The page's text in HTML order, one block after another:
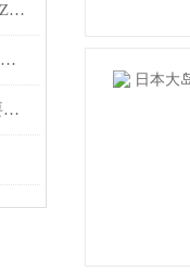
半导体器件用溶解臭氧监测仪 HZ-960介绍
大明化学 vs. Nikkato：为您的物料定制最佳纯度与硬度组合
3D打印机用金属粉末如何达到要求-日本进口粉体制造离心雾化机